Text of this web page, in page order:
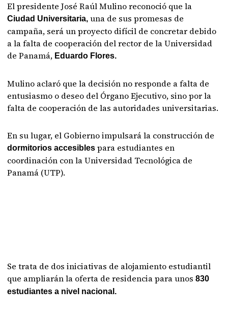
El presidente José Raúl Mulino reconoció que la
Ciudad Universitaria, una de sus promesas de
campaña, será un proyecto difícil de concretar debido
a la falta de cooperación del rector de la Universidad
de Panamá, Eduardo Flores.
Mulino aclaró que la decisión no responde a falta de
entusiasmo o deseo del Órgano Ejecutivo, sino por la
falta de cooperación de las autoridades universitarias.
En su lugar, el Gobierno impulsará la construcción de
dormitorios accesibles para estudiantes en
coordinación con la Universidad Tecnológica de
Panamá (UTP).
Se trata de dos iniciativas de alojamiento estudiantil
que ampliarán la oferta de residencia para unos830
estudiantes a nivel nacional.